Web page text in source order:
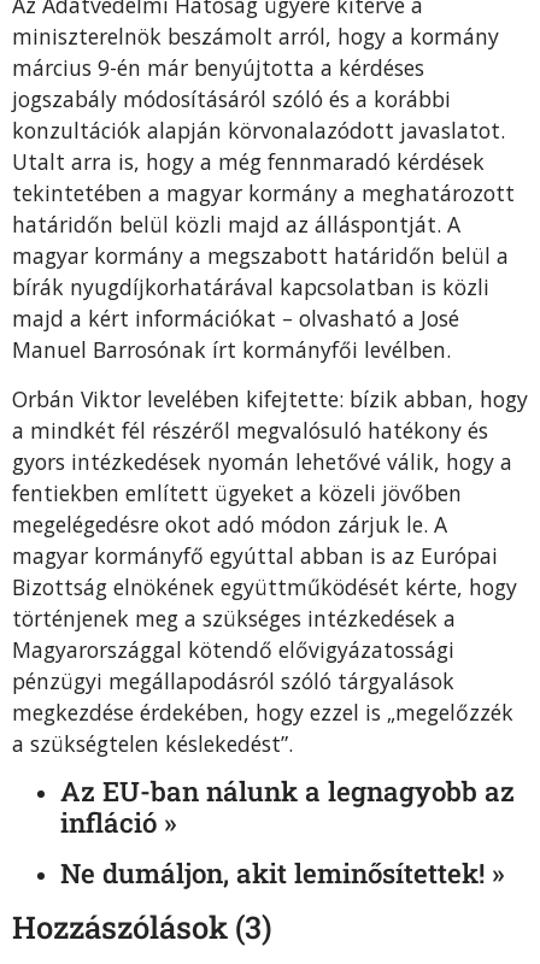
miniszterelnök beszámolt arról, hogy a kormány
március 9-én már benyújtotta a kérdéses
jogszabály módosításáról szóló és a korábbi
konzultációk alapján körvonalazódott javaslatot.
Utalt arra is, hogy a még fennmaradó kérdések
tekintetében a magyar kormány a meghatározott
határidőn belül közli majd az álláspontját. A
magyar kormány a megszabott határidőn belül a
bírák nyugdíjkorhatárával kapcsolatban is közli
majd a kért információkat – olvasható a José
Manuel Barrosónak írt kormányfői levélben.
Orbán Viktor levelében kifejtette: bízik abban, hogy
a mindkét fél részéről megvalósuló hatékony és
gyors intézkedések nyomán lehetővé válik, hogy a
fentiekben említett ügyeket a közeli jövőben
megelégedésre okot adó módon zárjuk le. A
magyar kormányfő egyúttal abban is az Európai
Bizottság elnökének együttműködését kérte, hogy
történjenek meg a szükséges intézkedések a
Magyarországgal kötendő elővigyázatossági
pénzügyi megállapodásról szóló tárgyalások
megkezdése érdekében, hogy ezzel is „megelőzzék
a szükségtelen késlekedést”.
Az EU-ban nálunk a legnagyobb az
infláció »
Ne dumáljon, akit leminősítettek! »
Hozzászólások (3)